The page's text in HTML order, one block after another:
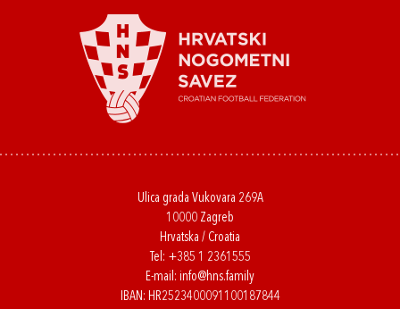
Ulica grada Vukovara 269A
10000 Zagreb
Hrvatska / Croatia
Tel: +385 1 2361555
E-mail: info@hns.family
IBAN: HR2523400091100187844